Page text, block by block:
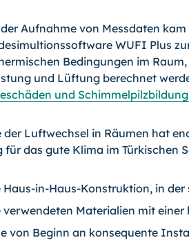
Aufnahme von Messdaten
WUFI Plus
Bedingungen im
und Lüftung berechnet
und
der Luftwechsel in Räumen hat
für das gute Klima im Türkischen
Haus-in-Haus-Konstruktion, in
verwendeten Materialien mit
von Beginn an konsequente